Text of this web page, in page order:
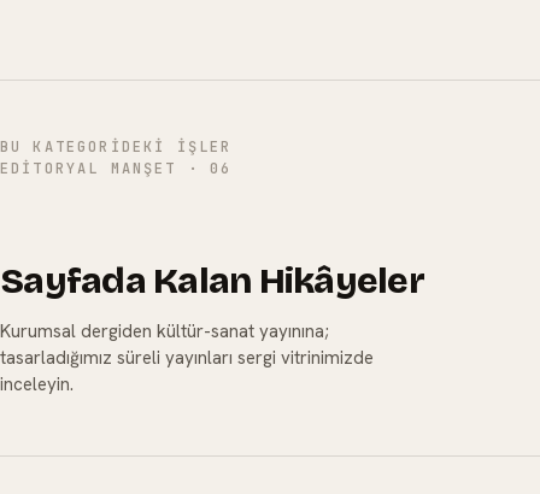
BU KATEGORIDEKI IŞLER
EDITORYAL MANŞET
· 06
Sayfada Kalan Hikâyeler
Kurumsal dergiden kültür-sanat yayınına;
tasarladığımız süreli yayınları sergi vitrinimizde
inceleyin.